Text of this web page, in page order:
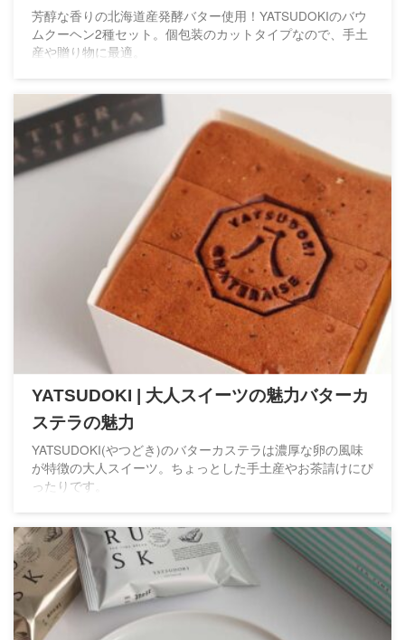
芳醇な香りの北海道産発酵バター使用！YATSUDOKIのバウ
ムクーヘン2種セット。個包装のカットタイプなので、手土
産や贈り物に最適。
YATSUDOKI | 大人スイーツの魅力バターカ
ステラの魅力
YATSUDOKI(やつどき)のバターカステラは濃厚な卵の風味
が特徴の大人スイーツ。ちょっとした手土産やお茶請けにぴ
ったりです。